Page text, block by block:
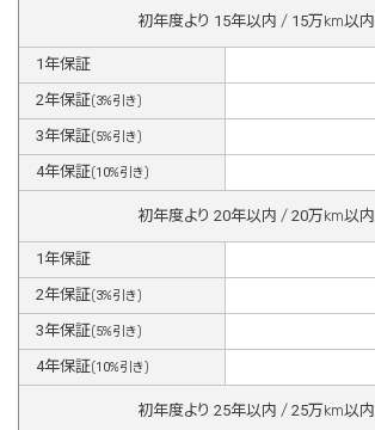
初年度より 15年以内 / 15万km以内
1年保証
2年保証(3%引き)
3年保証(5%引き)
4年保証(10%引き)
初年度より 20年以内 / 20万km以内
1年保証
2年保証(3%引き)
3年保証(5%引き)
4年保証(10%引き)
初年度より 25年以内 / 25万km以内